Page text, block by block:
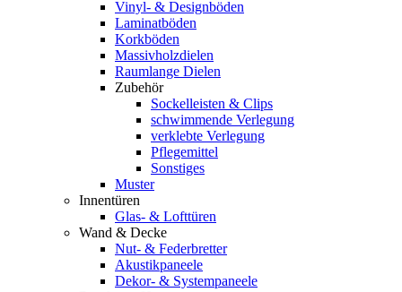
Vinyl- & Designböden
Laminatböden
Korkböden
Massivholzdielen
Raumlange Dielen
Zubehör
Sockelleisten & Clips
schwimmende Verlegung
verklebte Verlegung
Pflegemittel
Sonstiges
Muster
Innentüren
Glas- & Lofttüren
Wand & Decke
Nut- & Federbretter
Akustikpaneele
Dekor- & Systempaneele